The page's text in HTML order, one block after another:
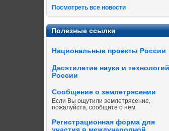
Посмотреть все новости
Полезные ссылки
Национальные проекты России
Десятилетие науки и
России
Сообщение о землетрясении
Если Вы ощутили землетрясение,
пожалуйста, сообщите о нём
Регистрационная форма для